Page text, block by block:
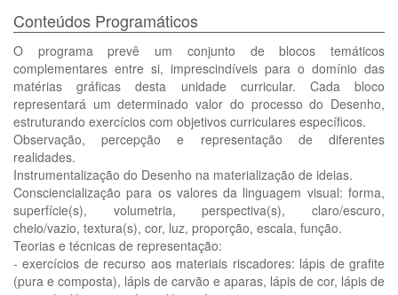
Conteúdos Programáticos
O programa prevê um conjunto de blocos temáticos
complementares entre si, imprescindíveis para o domínio das
matérias gráficas desta unidade curricular. Cada bloco
representará um determinado valor do processo do Desenho,
estruturando exercícios com objetivos curriculares específicos.
Observação, percepção e representação de diferentes
realidades.
Instrumentalização do Desenho na materialização de ideias.
Consciencialização para os valores da linguagem visual: forma,
superfície(s), volumetria, perspectiva(s), claro/escuro,
cheio/vazio, textura(s), cor, luz, proporção, escala, função.
Teorias e técnicas de representação:
- exercícios de recurso aos materiais riscadores: lápis de grafite
(pura e composta), lápis de carvão e aparas, lápis de cor, lápis de